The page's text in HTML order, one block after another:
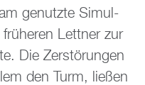
ge­nutz­te Si­mul­
Lett­ner zur
Die Zer­stö­run­gen
den Turm, lie­ßen